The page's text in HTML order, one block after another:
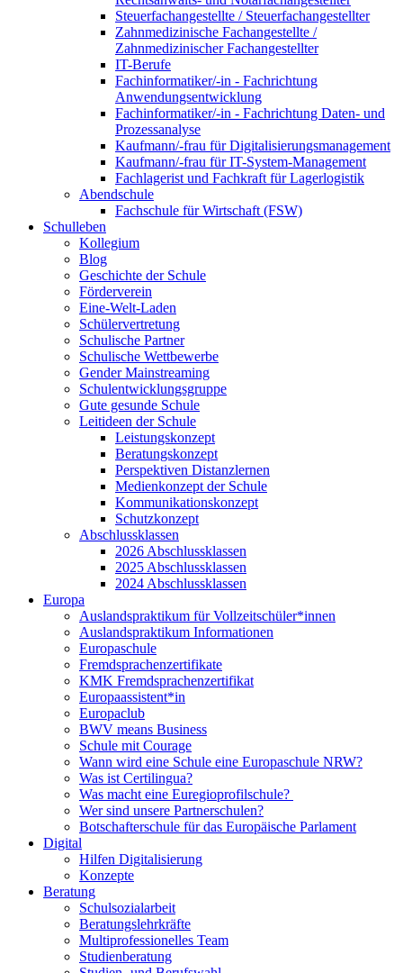
Steuerfachangestellte / Steuerfachangestellter
Zahnmedizinische Fachangestellte /
Zahnmedizinischer Fachangestellter
IT-Berufe
Fachinformatiker/-in - Fachrichtung
Anwendungsentwicklung
Fachinformatiker/-in - Fachrichtung Daten- und
Prozessanalyse
Kaufmann/-frau für Digitalisierungsmanagement
Kaufmann/-frau für IT-System-Management
Fachlagerist und Fachkraft für Lagerlogistik
Abendschule
Fachschule für Wirtschaft (FSW)
Schulleben
Kollegium
Blog
Geschichte der Schule
Förderverein
Eine-Welt-Laden
Schülervertretung
Schulische Partner
Schulische Wettbewerbe
Gender Mainstreaming
Schulentwicklungsgruppe
Gute gesunde Schule
Leitideen der Schule
Leistungskonzept
Beratungskonzept
Perspektiven Distanzlernen
Medienkonzept der Schule
Kommunikationskonzept
Schutzkonzept
Abschlussklassen
2026 Abschlussklassen
2025 Abschlussklassen
2024 Abschlussklassen
Europa
Auslandspraktikum für Vollzeitschüler*innen
Auslandspraktikum Informationen
Europaschule
Fremdsprachenzertifikate
KMK Fremdsprachenzertifikat
Europaassistent*in
Europaclub
BWV means Business
Schule mit Courage
Wann wird eine Schule eine Europaschule NRW?
Was ist Certilingua?
Was macht eine Euregioprofilschule?
Wer sind unsere Partnerschulen?
Botschafterschule für das Europäische Parlament
Digital
Hilfen Digitalisierung
Konzepte
Beratung
Schulsozialarbeit
Beratungslehrkräfte
Multiprofessionelles Team
Studienberatung